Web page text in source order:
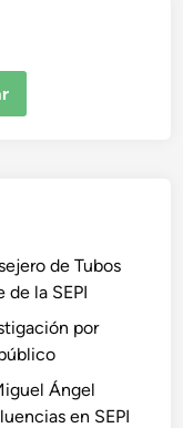
de Tubos
la SEPI
por
Ángel
en SEPI